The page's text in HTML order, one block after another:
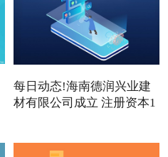
每日动态!海南德润兴业建
材有限公司成立 注册资本1